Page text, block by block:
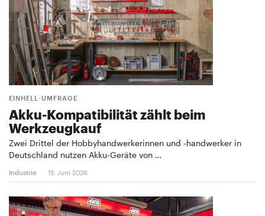
EINHELL-UMFRAGE
Akku-Kompatibilität zählt beim
Werkzeugkauf
Zwei Drittel der Hobbyhandwerkerinnen und -handwerker in
Deutschland nutzen Akku-Geräte von …
Industrie 15. Juni 2026